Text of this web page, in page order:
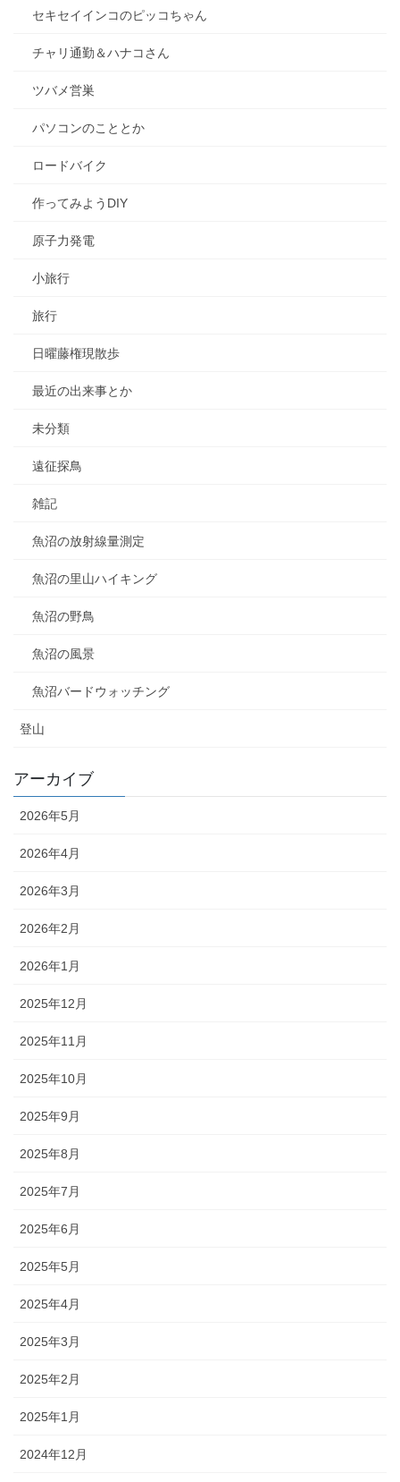
セキセイインコのピッコちゃん
チャリ通勤＆ハナコさん
ツバメ営巣
パソコンのこととか
ロードバイク
作ってみようDIY
原子力発電
小旅行
旅行
日曜藤権現散歩
最近の出来事とか
未分類
遠征探鳥
雑記
魚沼の放射線量測定
魚沼の里山ハイキング
魚沼の野鳥
魚沼の風景
魚沼バードウォッチング
登山
アーカイブ
2026年5月
2026年4月
2026年3月
2026年2月
2026年1月
2025年12月
2025年11月
2025年10月
2025年9月
2025年8月
2025年7月
2025年6月
2025年5月
2025年4月
2025年3月
2025年2月
2025年1月
2024年12月